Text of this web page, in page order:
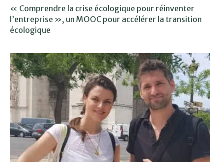
« Comprendre la crise écologique pour réinventer
l’entreprise », un MOOC pour accélérer la transition
écologique